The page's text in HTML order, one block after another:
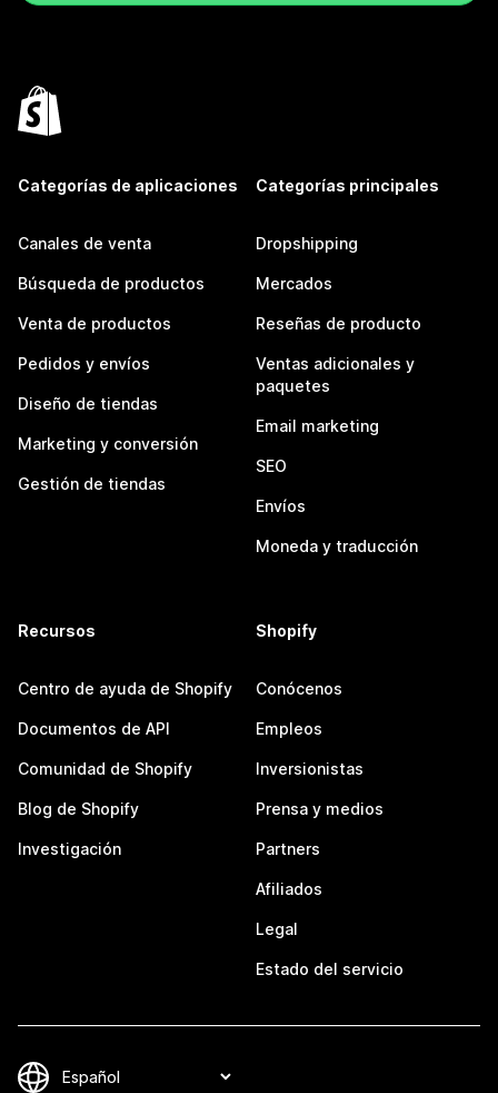
Categorías de aplicaciones
Canales de venta
Búsqueda de productos
Venta de productos
Pedidos y envíos
Diseño de tiendas
Marketing y conversión
Gestión de tiendas
Categorías principales
Dropshipping
Mercados
Reseñas de producto
Ventas adicionales y
paquetes
Email marketing
SEO
Envíos
Moneda y traducción
Recursos
Centro de ayuda de Shopify
Documentos de API
Comunidad de Shopify
Blog de Shopify
Investigación
Shopify
Conócenos
Empleos
Inversionistas
Prensa y medios
Partners
Afiliados
Legal
Estado del servicio